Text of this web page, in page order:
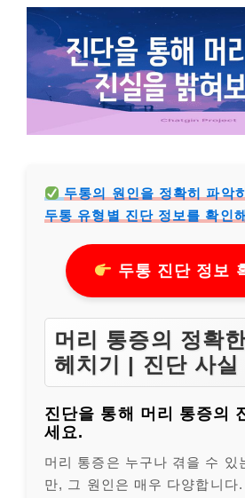
두통의 원인을 정확히 파악
두통 유형별 진단 정보를 확인
두통 진단 정보
머리 통증의 정확
헤치기 | 진단 사실
진단을 통해 머리 통증의
세요.
머리 통증은 누구나 겪을 수 있
만, 그 원인은 매우 다양합니다